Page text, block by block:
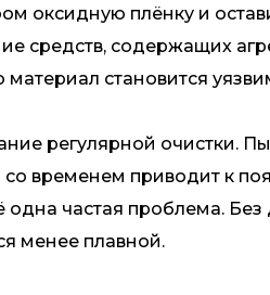
оксидную плёнку и
средств, содержащих
становится
регулярной очистки.
со временем приводит к
одна частая проблема.
менее плавной.